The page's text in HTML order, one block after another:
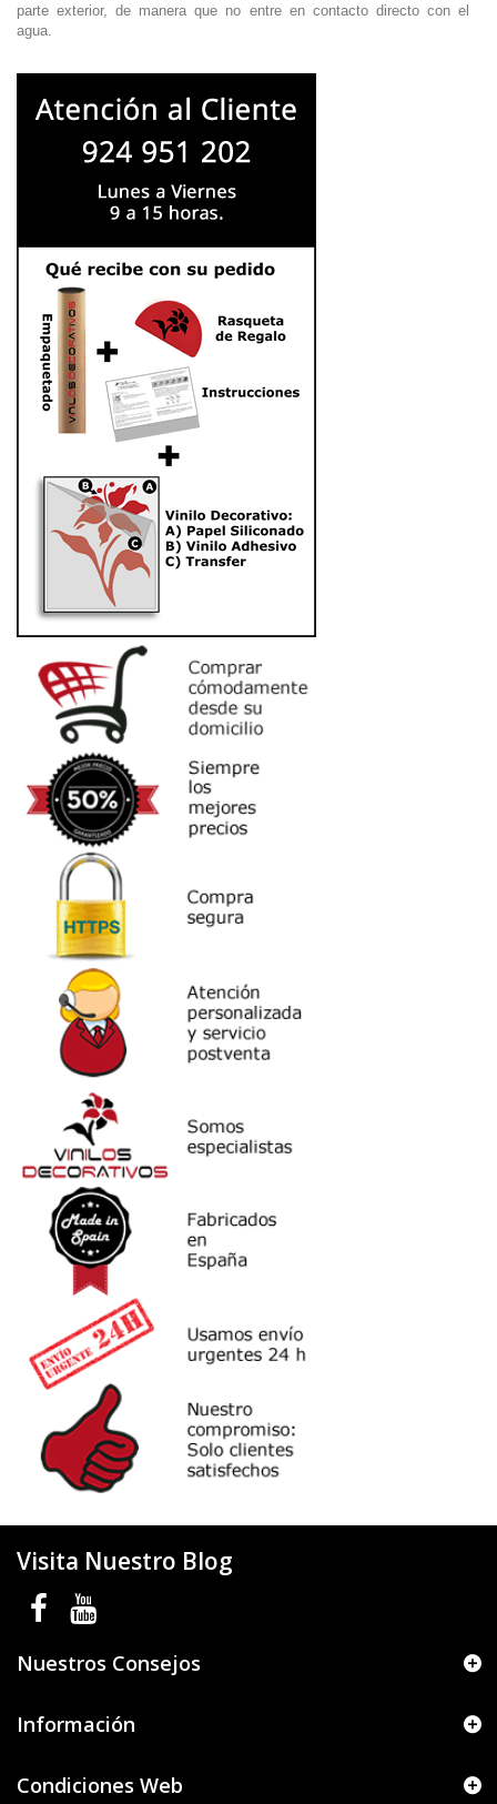
parte exterior, de manera que no entre en contacto directo con el
agua.
Visita Nuestro Blog
Nuestros Consejos
Información
Condiciones Web